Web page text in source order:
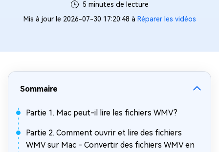
5 minutes de lecture
Mis à jour le 2026-07-30 17:20:48 à Réparer les vidéos
Sommaire
Partie 1. Mac peut-il lire les fichiers WMV?
Partie 2. Comment ouvrir et lire des fichiers
WMV sur Mac - Convertir des fichiers WMV en